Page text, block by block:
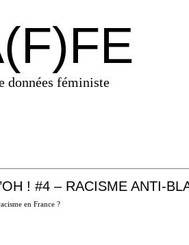
données féministe
! #4 – RACISME ANTI-
en France ?